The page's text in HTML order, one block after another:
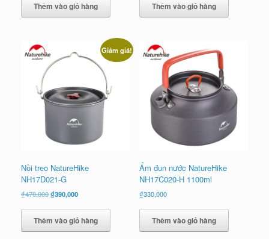
Thêm vào giỏ hàng Thêm vào giỏ hàng
Giảm giá!
Nồi treo NatureHike
NH17D021-G
₫470,000Giá
là:
₫470,000.
₫390,000Giá
tại
là:
₫390,000.
Thêm vào giỏ hàng
Ấm đun nước NatureHike
NH17C020-H 1100ml
₫330,000
Thêm vào giỏ hàng